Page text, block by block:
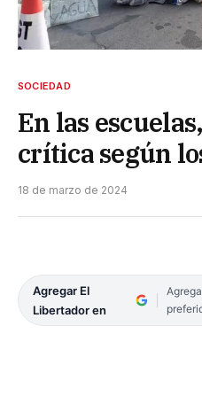
SOCIEDAD
En las
crítica según
18 de marzo de 2024
Agregar El
Libertador en